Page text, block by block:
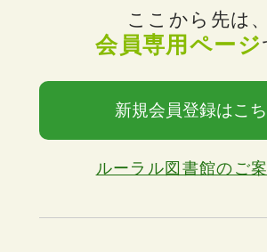
ここから先は、
会員専用ページ
新規会員登録はこ
ルーラル図書館のご